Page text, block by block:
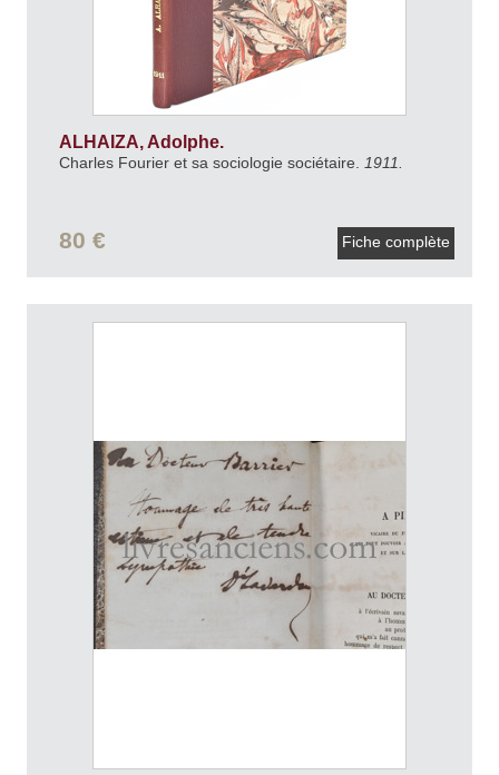
ALHAIZA, Adolphe.
Charles Fourier et sa sociologie sociétaire. 1911.
80 € Fiche complète